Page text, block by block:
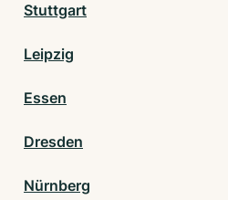
Stuttgart
Leipzig
Essen
Dresden
Nürnberg